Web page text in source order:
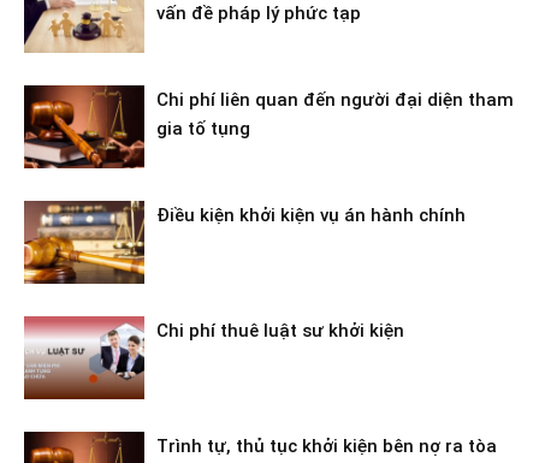
vấn đề pháp lý phức tạp
Chi phí liên quan đến người đại diện tham
gia tố tụng
Điều kiện khởi kiện vụ án hành chính
Chi phí thuê luật sư khởi kiện
Trình tự, thủ tục khởi kiện bên nợ ra tòa